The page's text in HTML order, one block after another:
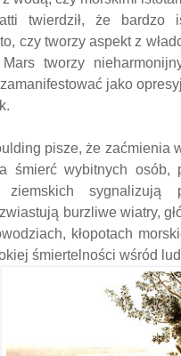
twierdził, że bardzo
czy tworzy aspekt z
tworzy
jako
pisze, że zaćmienia
śmierć wybitnych osób,
sygnalizują
burzliwe wiatry,
kłopotach
śmiertelności wśród